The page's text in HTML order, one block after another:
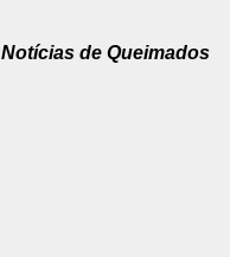
Notícias de Queimados